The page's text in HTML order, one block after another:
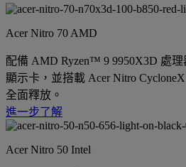
Acer Nitro 70 AMD
配備 AMD Ryzen™ 9 9950X3D 處
顯示卡，並搭載 Acer Nitro
全面釋放。
進一步了解
Acer Nitro 50 Intel